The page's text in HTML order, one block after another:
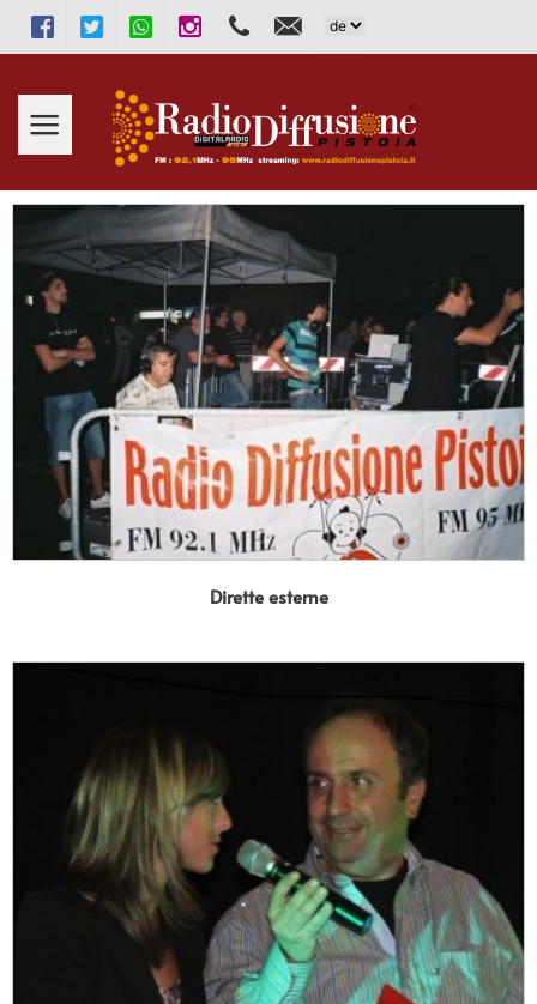
FacebookTwitter WhatsAppInstagram333.2913131
Dirette esterne